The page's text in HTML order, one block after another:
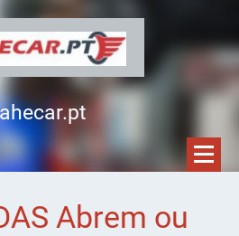
Abrem ou